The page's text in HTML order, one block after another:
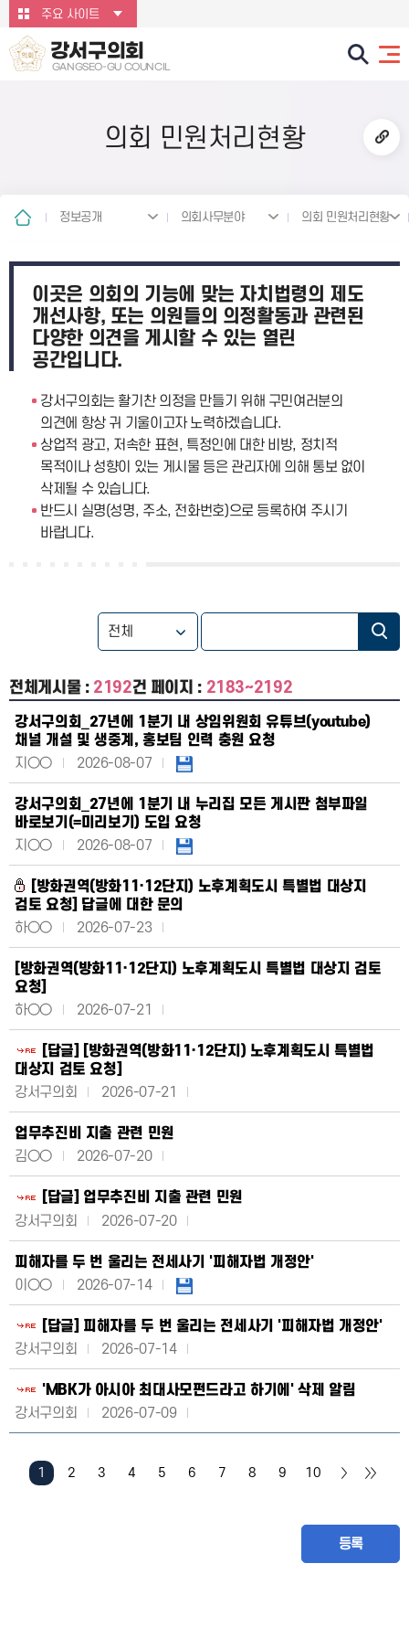
본문바로가기주요 사이트
강서구의회
GANGSEO-GU COUNCIL
의회 민원처리현황
정보공개 의회사무분야 의회 민원처리현황
이곳은 의회의 기능에 맞는 자치법령의 제도
개선사항, 또는 의원들의 의정활동과 관련된
다양한 의견을 게시할 수 있는 열린
공간입니다.
강서구의회는 활기찬 의정을 만들기 위해 구민여러분의
의견에 항상 귀 기울이고자 노력하겠습니다.
상업적 광고, 저속한 표현, 특정인에 대한 비방, 정치적
목적이나 성향이 있는 게시물 등은 관리자에 의해 통보 없이
삭제될 수 있습니다.
반드시 실명(성명, 주소, 전화번호)으로 등록하여 주시기
바랍니다.
전체게시물 : 2192건 페이지 : 2183~2192
강서구의회_27년에 1분기 내 상임위원회 유튜브(youtube)
채널 개설 및 생중계, 홍보팀 인력 충원 요청
지○○
2026-08-07
강서구의회_27년에 1분기 내 누리집 모든 게시판 첨부파일
바로보기(=미리보기) 도입 요청
지○○
2026-08-07
[방화권역(방화11·12단지) 노후계획도시 특별법 대상지
검토 요청] 답글에 대한 문의
하○○
2026-07-23
[방화권역(방화11·12단지) 노후계획도시 특별법 대상지 검토
요청]
하○○
2026-07-21
[답글] [방화권역(방화11·12단지) 노후계획도시 특별법
대상지 검토 요청]
강서구의회
2026-07-21
업무추진비 지출 관련 민원
김○○
2026-07-20
[답글] 업무추진비 지출 관련 민원
강서구의회
2026-07-20
피해자를 두 번 울리는 전세사기 '피해자법 개정안'
이○○
2026-07-14
[답글] 피해자를 두 번 울리는 전세사기 '피해자법 개정안'
강서구의회
2026-07-14
'MBK가 아시아 최대사모펀드라고 하기에' 삭제 알림
강서구의회
2026-07-09
1 2 3 4 5 6 7 8 9 10
등록